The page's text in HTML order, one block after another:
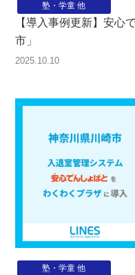
塾・学童 他
【導入事例更新】安心
市」
2025.10.10
塾・学童 他